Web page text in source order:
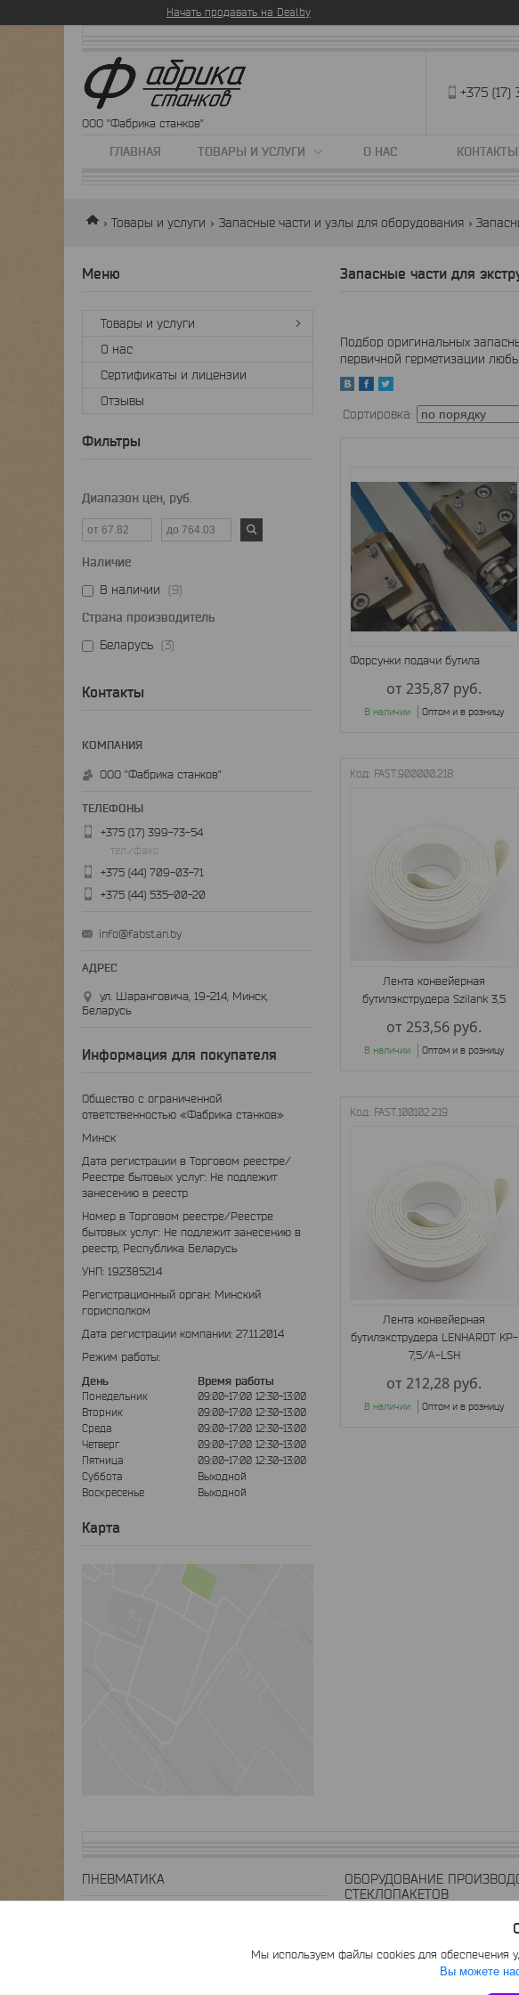
Начать продавать на Deal.by
ООО "Фабрика станков"
+375
ГЛАВНАЯ ТОВАРЫ И УСЛУГИ О НАС КОНТАКТЫ
Товары и услуги Запасные части и узлы для оборудования
Запасные части для
Подбор оригинальных
первичной герметизации
Форсунки подачи бутила
от 235,87 руб.
В наличии Оптом и в розницу
FAST.900000.218
Лента конвейерная
бутилэкструдера Szilank 3,5
от 253,56 руб.
В наличии Оптом и в розницу
FAST.100102.219
Лента конвейерная
бутилэкструдера LENHARDT KP-
7,5/A-LSH
от 212,28 руб.
В наличии Оптом и в розницу
Товары и услуги
О нас
Сертификаты и лицензии
Отзывы
Фильтры
Диапазон цен, руб.
Наличие
В наличии
9
Страна производитель
Беларусь
3
Контакты
ООО "Фабрика станков"
+375 (17) 399-73-54
тел./факс
+375 (44) 709-03-71
+375 (44) 535-00-20
info@fabstan.by
ул. Шаранговича, 19-214, Минск,
Беларусь
Информация для покупателя
Общество с ограниченной
ответственностью «Фабрика станков»
Минск
Дата регистрации в Торговом реестре/
Реестре бытовых услуг: Не подлежит
занесению в реестр
Номер в Торговом реестре/Реестре
бытовых услуг: Не подлежит занесению в
реестр, Республика Беларусь
УНП: 192385214
Регистрационный орган: Минский
горисполком
Дата регистрации компании: 27.11.2014
Режим работы:
День Время работы
Понедельник 09:00-17:00 12:30-13:00
Вторник
09:00-17:00 12:30-13:00
Среда
09:00-17:00 12:30-13:00
Четверг
09:00-17:00 12:30-13:00
Пятница
09:00-17:00 12:30-13:00
Суббота
Выходной
Воскресенье
Выходной
Карта
ПНЕВМАТИКА
ОБОРУДОВАНИЕ
СТЕКЛОПАКЕТОВ
Экструдер Вторичной
Станция Газозаполнения
Мы используем файлы cookies для обеспечения
Вы можете